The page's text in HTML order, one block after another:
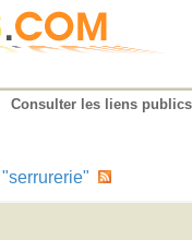
Consulter les liens publics